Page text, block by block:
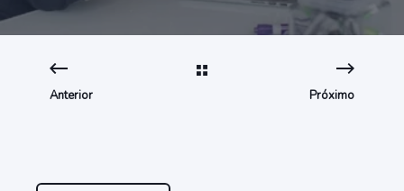
Anterior Próximo